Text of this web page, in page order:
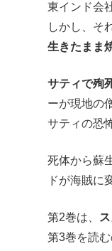
東インド会
しかし、そ
生きたまま
サティで殉
ーが現地の
サティの恐
死体から蘇
ドが海賊に
第2巻は、
第3巻を読む